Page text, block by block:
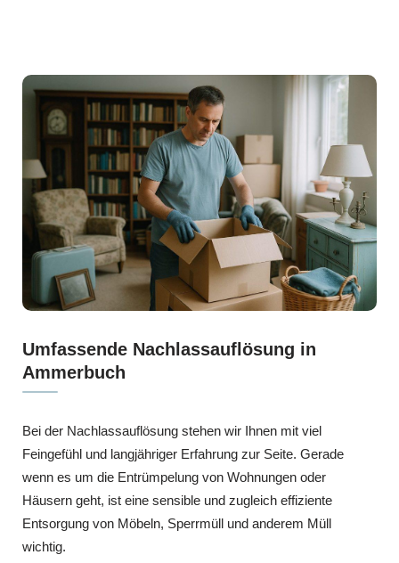
Umfassende Nachlassauflösung in
Ammerbuch
Bei der Nachlassauflösung stehen wir Ihnen mit viel
Feingefühl und langjähriger Erfahrung zur Seite. Gerade
wenn es um die Entrümpelung von Wohnungen oder
Häusern geht, ist eine sensible und zugleich effiziente
Entsorgung von Möbeln, Sperrmüll und anderem Müll
wichtig.